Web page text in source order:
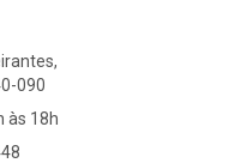
090
às 18h